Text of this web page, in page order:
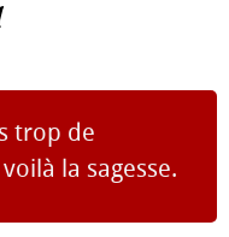
trop de
la sagesse.